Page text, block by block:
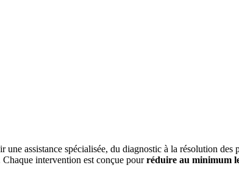
assistance spécialisée, du diagnostic à la résolution
Chaque intervention est conçue pourréduire au minimum